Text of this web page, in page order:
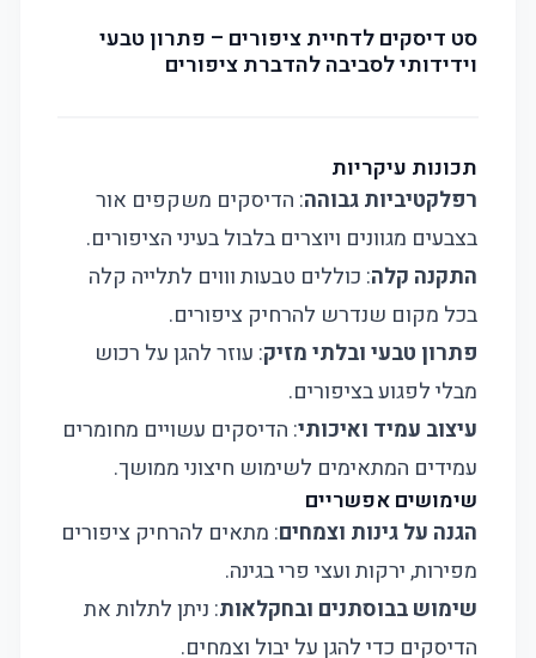
סט דיסקים לדחיית ציפורים – פתרון טבעי
וידידותי לסביבה להדברת ציפורים
תכונות עיקריות
רפלקטיביות גבוהה: הדיסקים משקפים אור
בצבעים מגוונים ויוצרים בלבול בעיני הציפורים.
התקנה קלה: כוללים טבעות וווים לתלייה קלה
בכל מקום שנדרש להרחיק ציפורים.
פתרון טבעי ובלתי מזיק: עוזר להגן על רכוש
מבלי לפגוע בציפורים.
עיצוב עמיד ואיכותי: הדיסקים עשויים מחומרים
עמידים המתאימים לשימוש חיצוני ממושך.
שימושים אפשריים
הגנה על גינות וצמחים: מתאים להרחיק ציפורים
מפירות, ירקות ועצי פרי בגינה.
שימוש בבוסתנים ובחקלאות: ניתן לתלות את
הדיסקים כדי להגן על יבול וצמחים.